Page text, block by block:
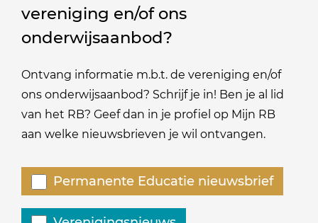
vereniging en/of ons
onderwijsaanbod?
Ontvang informatie m.b.t. de vereniging en/of
ons onderwijsaanbod? Schrijf je in! Ben je al lid
van het RB? Geef dan in je profiel op Mijn RB
aan welke nieuwsbrieven je wil ontvangen.
Welke
nieuwsbrieven
zou
Permanente Educatie nieuwsbrief